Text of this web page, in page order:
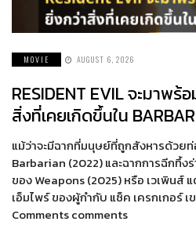
MOVIE AUGUST 6, 2026
RESIDENT EVIL จะมาพ
สิ่งที่เคยเกิดขึ้นใน
แม้ว่าจะมีฉากที่มนุษย์ที่ถูกสังหารด้วย
Barbarian (2022) และฉากการฉีกทึ้
ของ Weapons (2025) หรือ เวเพิน
เอ็มไพร์ ของผู้กำกับ แซ็ค เครกเกอร์
Comments comments